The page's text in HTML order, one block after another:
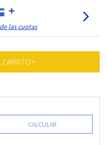
las cuotas
CALCULAR